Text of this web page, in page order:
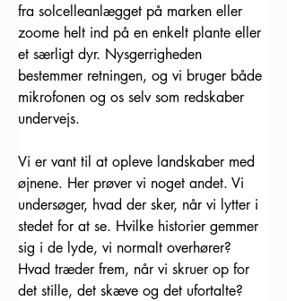
fra solcelleanlægget på marken eller
zoome helt ind på en enkelt plante eller
et særligt dyr. Nysgerrigheden
bestemmer retningen, og vi bruger både
mikrofonen og os selv som redskaber
undervejs.
Vi er vant til at opleve landskaber med
øjnene. Her prøver vi noget andet. Vi
undersøger, hvad der sker, når vi lytter i
stedet for at se. Hvilke historier gemmer
sig i de lyde, vi normalt overhører?
Hvad træder frem, når vi skruer op for
det stille, det skæve og det ufortalte?